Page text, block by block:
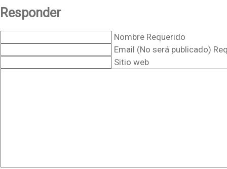
Responder
Nombre Requerido
Email (No será publicado)
Sitio web